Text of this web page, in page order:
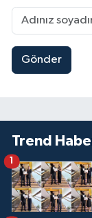
Gönder
Trend
1